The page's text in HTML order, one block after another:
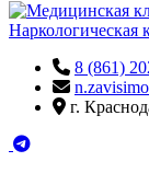
Наркологическая
8 (861)
г.